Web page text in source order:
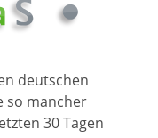
deutschen
so mancher
30 Tagen